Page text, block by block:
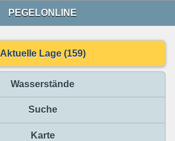
PEGELONLINE
Aktuelle Lage (159)
Wasserstände
Suche
Karte